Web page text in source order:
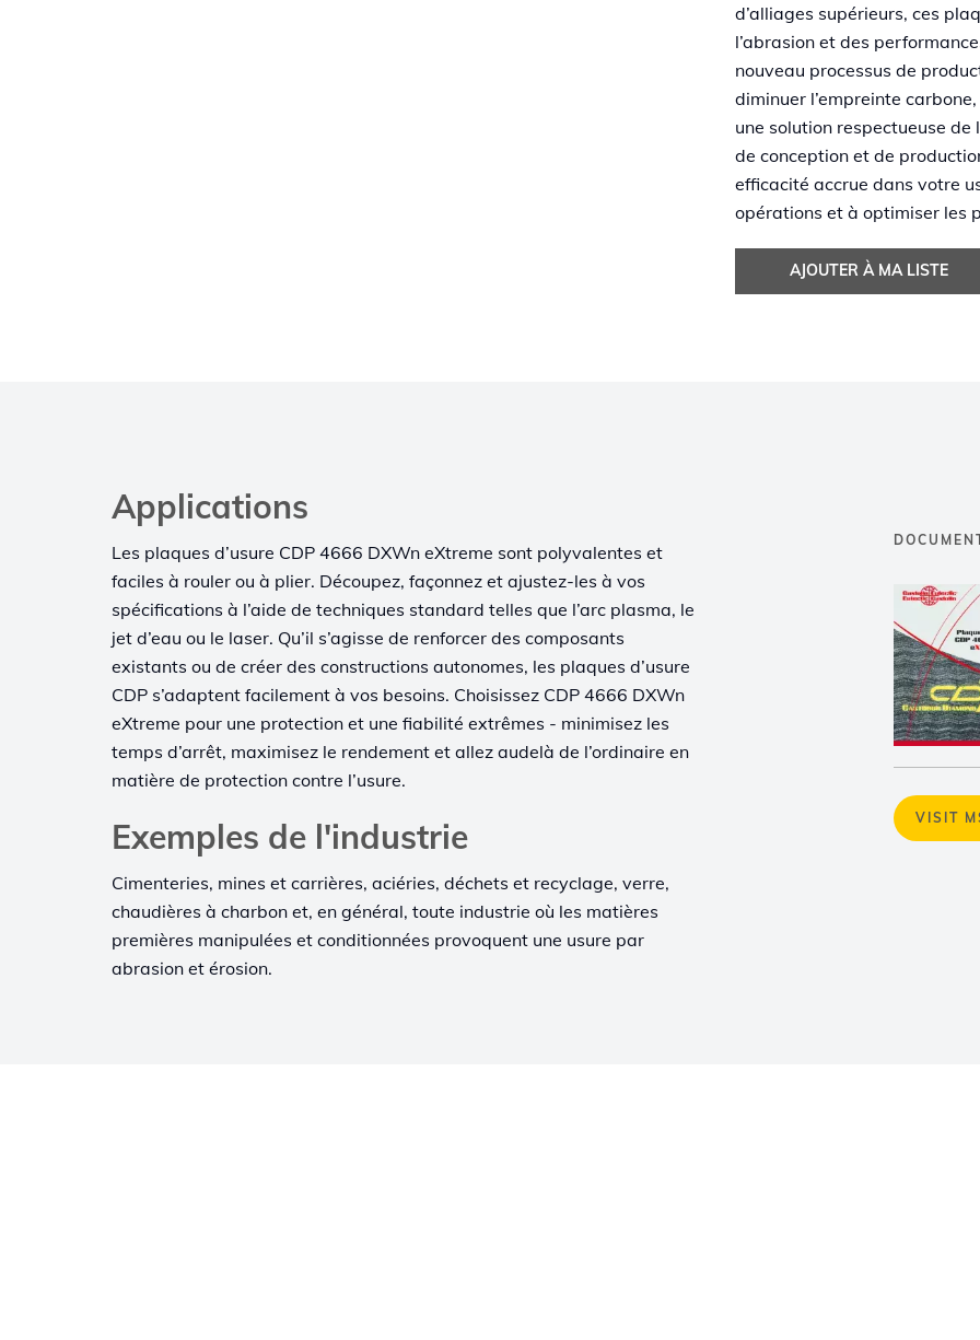
d’alliages supérieurs, ces
l’abrasion et des
nouveau processus de
diminuer l’empreinte
une solution respectueuse de
de conception et de
efficacité accrue dans votre
opérations et à optimiser les
AJOUTER À MA LISTE
Applications
Les plaques d’usure CDP 4666 DXWn eXtreme sont polyvalentes et
faciles à rouler ou à plier. Découpez, façonnez et ajustez-les à vos
spécifications à l’aide de techniques standard telles que l’arc plasma, le
jet d’eau ou le laser. Qu’il s’agisse de renforcer des composants
existants ou de créer des constructions autonomes, les plaques d’usure
CDP s’adaptent facilement à vos besoins. Choisissez CDP 4666 DXWn
eXtreme pour une protection et une fiabilité extrêmes - minimisez les
temps d’arrêt, maximisez le rendement et allez audelà de l’ordinaire en
matière de protection contre l’usure.
Exemples de l'industrie
Cimenteries, mines et carrières, aciéries, déchets et recyclage, verre,
chaudières à charbon et, en général, toute industrie où les matières
premières manipulées et conditionnées provoquent une usure par
abrasion et érosion.
VISIT